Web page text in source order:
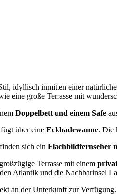
idyllisch inmitten einer
eine große Terrasse mit
Doppelbett und einem Safe
über eine Eckbadewanne. Die
sich ein Flachbildfernseher
Terrasse mit einem
Atlantik und die Nachbarinsel
an der Unterkunft zur Verfügung.